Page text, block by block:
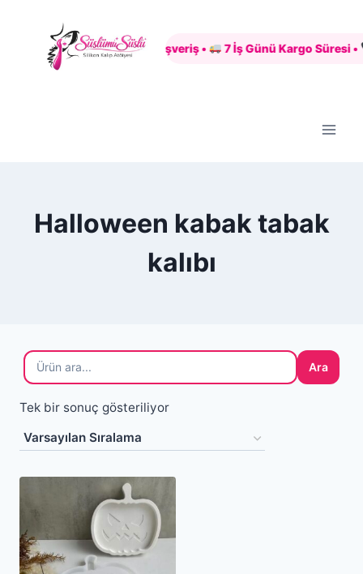
content
Güvenli Alışveriş • 7 İş Günü Kargo Süresi •
Halloween kabak tabak
kalıbı
Ara
Tek bir sonuç gösteriliyor